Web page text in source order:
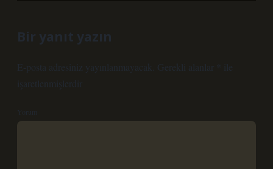
Bir yanıt yazın
E-posta adresiniz yayınlanmayacak. Gerekli alanlar
ile
işaretlenmişlerdir
Yorum